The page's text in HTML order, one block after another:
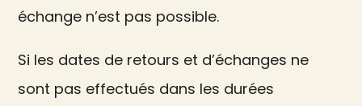
échange n’est pas possible.
Si les dates de retours et d’échanges ne
sont pas effectués dans les durées